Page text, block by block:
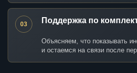
03 Поддержка по
Объясняем, что показывать
и остаемся на связи после